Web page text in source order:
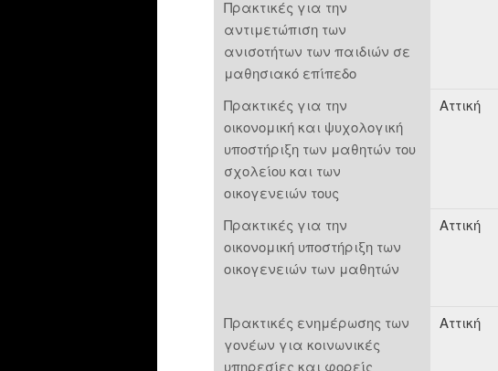
Πρακτικές για την
αντιμετώπιση των
ανισοτήτων των παιδιών σε
μαθησιακό επίπεδο
Πρακτικές για την
οικονομική και ψυχολογική
υποστήριξη των μαθητών του
σχολείου και των
οικογενειών τους
Αττική
Πρακτικές για την
οικονομική υποστήριξη των
οικογενειών των μαθητών
Αττική
Πρακτικές ενημέρωσης των
γονέων για κοινωνικές
υπηρεσίες και φορείς
Αττική